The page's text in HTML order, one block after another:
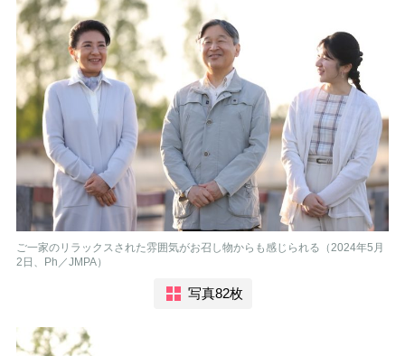
ご一家のリラックスされた雰囲気がお召し物からも感じられる（2024年5月
2日、Ph／JMPA）
写真82枚